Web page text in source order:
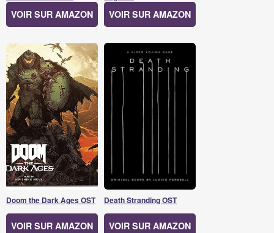
VOIR SUR AMAZON VOIR SUR AMAZON
Doom the Dark Ages OST
VOIR SUR AMAZON
Death Stranding OST
VOIR SUR AMAZON